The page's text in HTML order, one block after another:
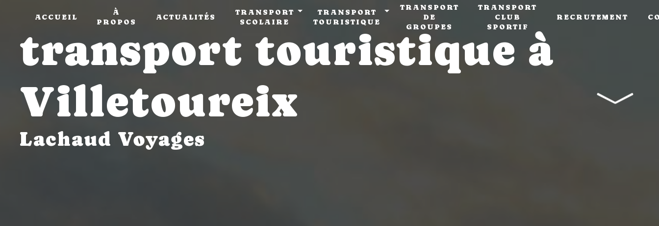
ACCUEIL
À
PROPOS
ACTUALITÉS
TRANSPORT
SCOLAIRE
TRANSPORT
TOURISTIQUE
TRANSPORT
DE
GROUPES
TRANSPORT
CLUB
SPORTIF
RECRUTEMENT
transport touristique à
Villetoureix
Lachaud Voyages
Panneau de gestion des cookies